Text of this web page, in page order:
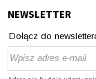
NEWSLETTER
Dołącz do